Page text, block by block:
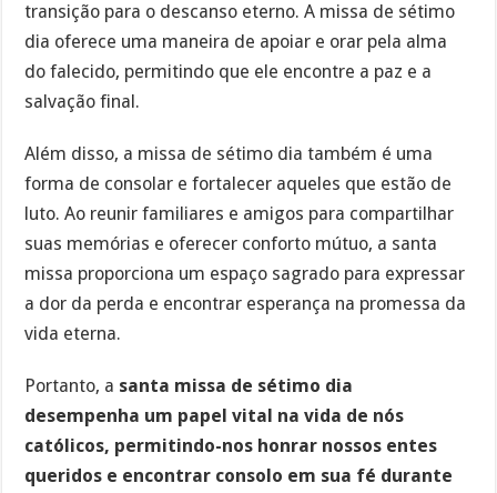
transição para o descanso eterno. A missa de sétimo
dia oferece uma maneira de apoiar e orar pela alma
do falecido, permitindo que ele encontre a paz e a
salvação final.
Além disso, a missa de sétimo dia também é uma
forma de consolar e fortalecer aqueles que estão de
luto. Ao reunir familiares e amigos para compartilhar
suas memórias e oferecer conforto mútuo, a santa
missa proporciona um espaço sagrado para expressar
a dor da perda e encontrar esperança na promessa da
vida eterna.
Portanto, a santa missa de sétimo dia
desempenha um papel vital na vida de nós
católicos, permitindo-nos honrar nossos entes
queridos e encontrar consolo em sua fé durante